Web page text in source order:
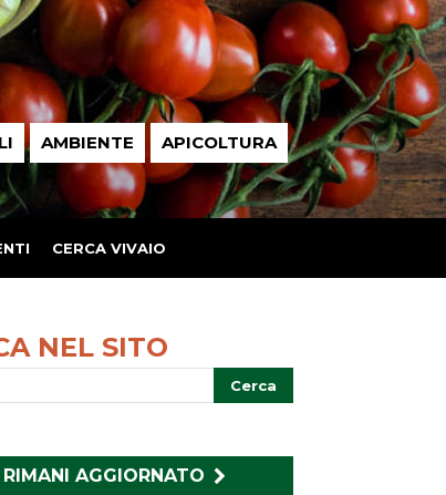
AMBIENTE APICOLTURA
CERCA VIVAIO
NEL SITO
RIMANI AGGIORNATO